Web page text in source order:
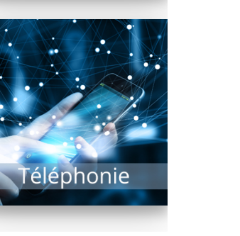
La téléphonie est en
révolution depuis quelques
années et les améliorations
majeures sont à venir !...
EN SAVOIR PLUS